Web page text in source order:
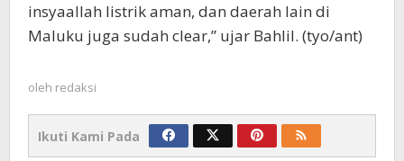
insyaallah listrik aman, dan daerah lain di
Maluku juga sudah clear,” ujar Bahlil. (tyo/ant)
oleh redaksi
Ikuti Kami Pada